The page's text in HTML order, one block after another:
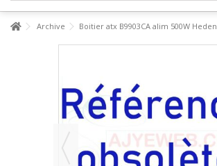
Archive Boitier atx B9903CA alim 500W Heden